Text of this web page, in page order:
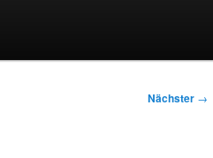
Nächster →